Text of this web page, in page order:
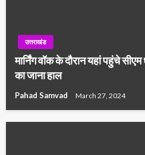
उत्तराखंड
मार्निंग वॉक के दौरान यहां पहुंचे
का जाना हाल
Pahad Samvad March 27, 2024